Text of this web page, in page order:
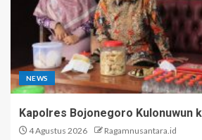
NEWS
Kapolres Bojonegoro Kulonuwun
4 Agustus 2026 Ragamnusantara.id